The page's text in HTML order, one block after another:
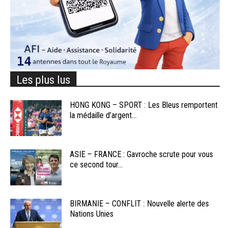
Les plus lus
HONG KONG – SPORT : Les Bleus remportent
la médaille d’argent...
ASIE – FRANCE : Gavroche scrute pour vous
ce second tour...
BIRMANIE – CONFLIT : Nouvelle alerte des
Nations Unies